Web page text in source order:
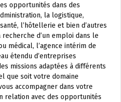
opportunités dans des
la logistique,
l’hôtellerie et bien d’autres
d’un emploi dans le
médical, l’agence intérim de
étendu d’entreprises
missions adaptées à différents
que soit votre domaine
accompagner dans votre
relation avec des opportunités